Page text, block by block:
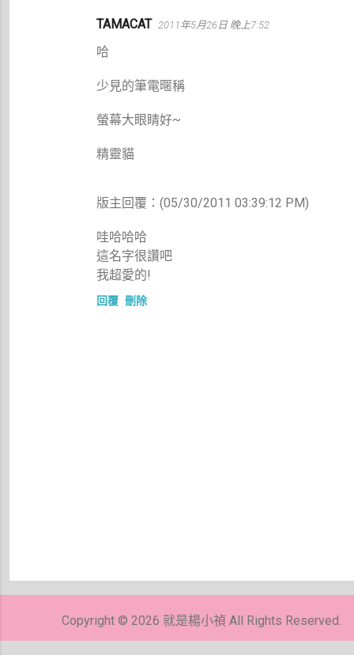
TAMACAT 2011年5月26日 晚上7:52
哈
少見的筆電暱稱
螢幕大眼睛好~
精靈貓
版主回覆：(05/30/2011 03:39:12 PM)
哇哈哈哈
這名字很讚吧
我超愛的!
回覆 刪除
貼
Copyright © 2026 就是楊小禎 All Rights Reserved.